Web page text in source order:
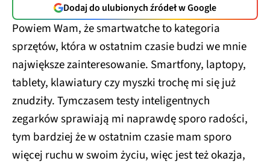
Dodaj do ulubionych źródeł w Google
Powiem Wam, że smartwatche to kategoria
sprzętów, która w ostatnim czasie budzi we mnie
największe zainteresowanie. Smartfony, laptopy,
tablety, klawiatury czy myszki trochę mi się już
znudziły. Tymczasem testy inteligentnych
zegarków sprawiają mi naprawdę sporo radości,
tym bardziej że w ostatnim czasie mam sporo
więcej ruchu w swoim życiu, więc jest też okazja,